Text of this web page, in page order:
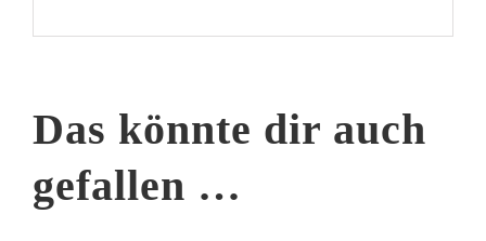
Das könnte dir auch
gefallen …